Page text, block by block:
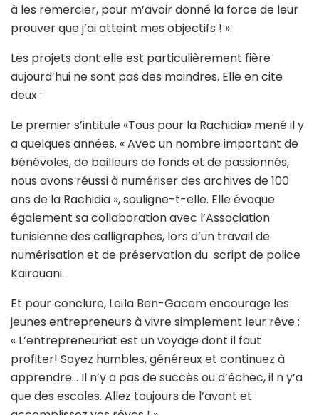
à les remercier, pour m’avoir donné la force de leur
prouver que j’ai atteint mes objectifs ! ».
Les projets dont elle est particulièrement fière
aujourd’hui ne sont pas des moindres. Elle en cite
deux :
Le premier s’intitule «Tous pour la Rachidia» mené il y
a quelques années. « Avec un nombre important de
bénévoles, de bailleurs de fonds et de passionnés,
nous avons réussi à numériser des archives de 100
ans de la Rachidia », souligne-t-elle. Elle évoque
également sa collaboration avec l’Association
tunisienne des calligraphes, lors d’un travail de
numérisation et de préservation du script de police
Kairouani.
Et pour conclure, Leïla Ben-Gacem encourage les
jeunes entrepreneurs à vivre simplement leur rêve :
« L’entrepreneuriat est un voyage dont il faut
profiter! Soyez humbles, généreux et continuez à
apprendre… Il n’y a pas de succès ou d’échec, il n y’a
que des escales. Allez toujours de l’avant et